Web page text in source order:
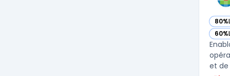
80%
—
60%
—
et de